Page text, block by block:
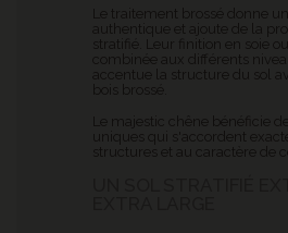
Le traitement brossé donne
authentique et ajoute de la
stratifié. Leur finition en soie
combinée aux différents
accentue la structure du sol
Le majestic chêne bénéficie
uniques qui s'accordent
structures et au caractère de